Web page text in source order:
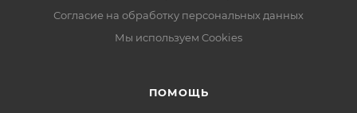
Согласие на обработку персональных данных
Мы используем Cookies
ПОМОЩЬ